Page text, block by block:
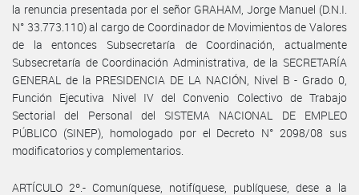
la renuncia presentada por el señor GRAHAM, Jorge Manuel (D.N.I.
N° 33.773.110) al cargo de Coordinador de Movimientos de Valores
de la entonces Subsecretaría de Coordinación, actualmente
Subsecretaría de Coordinación Administrativa, de la SECRETARÍA
GENERAL de la PRESIDENCIA DE LA NACIÓN, Nivel B - Grado 0,
Función Ejecutiva Nivel IV del Convenio Colectivo de Trabajo
Sectorial del Personal del SISTEMA NACIONAL DE EMPLEO
PÚBLICO (SINEP), homologado por el Decreto N° 2098/08 sus
modificatorios y complementarios.
ARTÍCULO 2º.- Comuníquese, notifíquese, publíquese, dese a la